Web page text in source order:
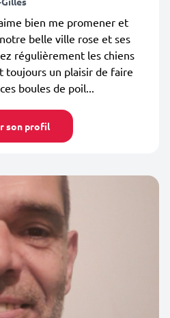
bien me promener et
belle ville rose et ses
régulièrement les chiens
toujours un plaisir de faire
boules de poil...
son profil